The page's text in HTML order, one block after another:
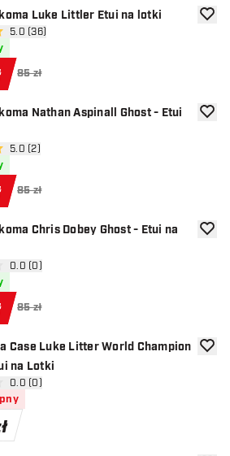
Luke Littler Etui na lotki
panel recenzji
5.0 (36)
85 zł
Nathan Aspinall Ghost - Etui
panel recenzji
5.0 (2)
85 zł
Chris Dobey Ghost - Etui na
otwórz panel recenzji
0.0 (0)
85 zł
Case Luke Litter World Champion
na Lotki
panel recenzji
0.0 (0)